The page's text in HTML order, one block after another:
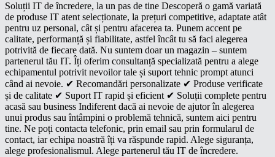
Soluții IT de încredere, la un pas de tine Descoperă o gamă variată
de produse IT atent selecționate, la prețuri competitive, adaptate atât
pentru uz personal, cât și pentru afacerea ta. Punem accent pe
calitate, performanță și fiabilitate, astfel încât tu să faci alegerea
potrivită de fiecare dată. Nu suntem doar un magazin – suntem
partenerul tău IT. Îți oferim consultanță specializată pentru a alege
echipamentul potrivit nevoilor tale și suport tehnic prompt atunci
când ai nevoie. ✔ Recomandări personalizate ✔ Produse verificate
și de calitate ✔ Suport IT rapid și eficient ✔ Soluții complete pentru
acasă sau business Indiferent dacă ai nevoie de ajutor în alegerea
unui produs sau întâmpini o problemă tehnică, suntem aici pentru
tine. Ne poți contacta telefonic, prin email sau prin formularul de
contact, iar echipa noastră îți va răspunde rapid. Alege siguranța,
alege profesionalismul. Alege partenerul tău IT de încredere.